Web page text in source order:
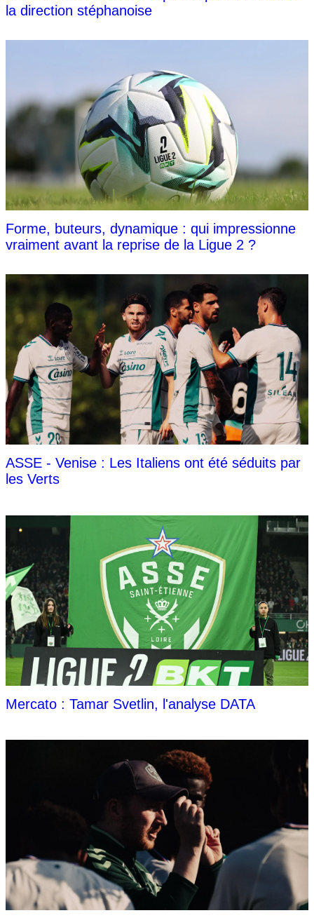
la direction stéphanoise
Forme, buteurs, dynamique : qui impressionne
vraiment avant la reprise de la Ligue 2 ?
ASSE - Venise : Les Italiens ont été séduits par
les Verts
Mercato : Tamar Svetlin, l'analyse DATA